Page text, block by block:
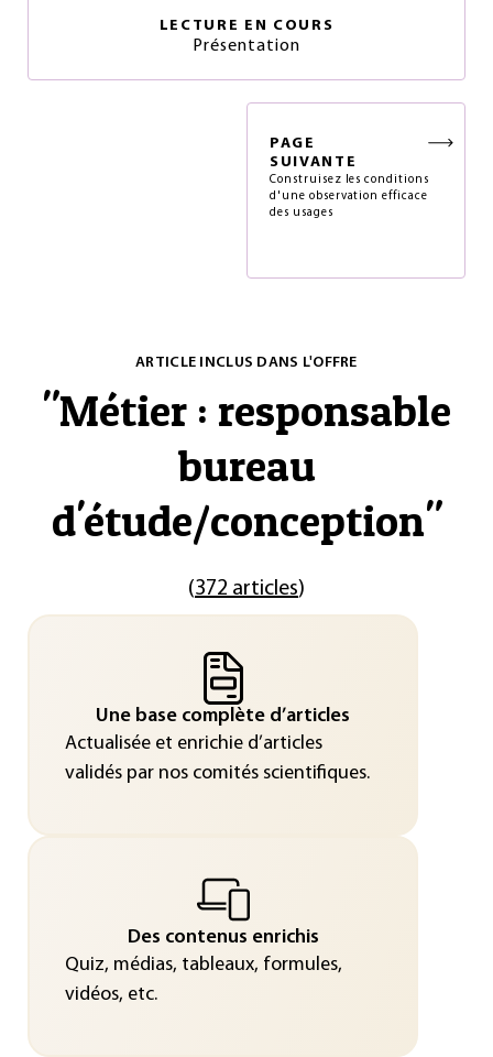
LECTURE EN COURS
Présentation
PAGE
SUIVANTE
Construisez les conditions
d'une observation efficace
des usages
ARTICLE INCLUS DANS L'OFFRE
"Métier : responsable
bureau
d'étude/conception"
(372 articles)
Une base complète d’articles
Actualisée et enrichie d’articles
validés par nos comités scientifiques.
Des contenus enrichis
Quiz, médias, tableaux, formules,
vidéos, etc.